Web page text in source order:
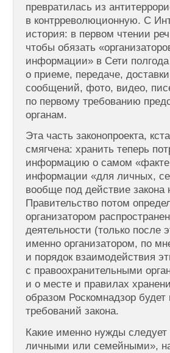
превратилась из
в контрреволюционную. С
история: в первом чтении
чтобы обязать
информации» в Сети
о приеме, передаче,
сообщений, фото, видео,
по первому требованию
органам.
Эта часть законопроекта,
смягчена: хранить теперь
информацию о самом «факте
информации «для личных,
вообще под действие закона
Правительство потом
организатором
деятельности (только после
именно организатором, по
и порядок взаимодействия
с правоохранительными
и о месте и правилах
образом Роскомнадзор
требований закона.
Какие именно нужды
личными или семейными»,